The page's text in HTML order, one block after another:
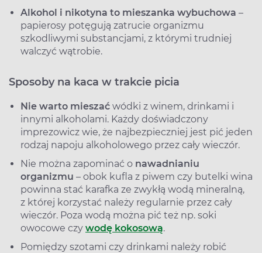
Alkohol i nikotyna to mieszanka wybuchowa –
papierosy potęgują zatrucie organizmu
szkodliwymi substancjami, z którymi trudniej
walczyć wątrobie.
Sposoby na kaca w trakcie picia
Nie warto mieszać wódki z winem, drinkami i
innymi alkoholami. Każdy doświadczony
imprezowicz wie, że najbezpieczniej jest pić jeden
rodzaj napoju alkoholowego przez cały wieczór.
Nie można zapominać o nawadnianiu
organizmu – obok kufla z piwem czy butelki wina
powinna stać karafka ze zwykłą wodą mineralną,
z której korzystać należy regularnie przez cały
wieczór. Poza wodą można pić też np. soki
owocowe czy wodę kokosową.
Pomiędzy szotami czy drinkami należy robić